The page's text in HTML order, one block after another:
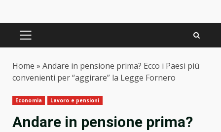
PRIMARY
Home » Andare in pensione prima? Ecco i Paesi più
convenienti per “aggirare” la Legge Fornero
Economia Lavoro e pensioni
Andare in pensione prima?